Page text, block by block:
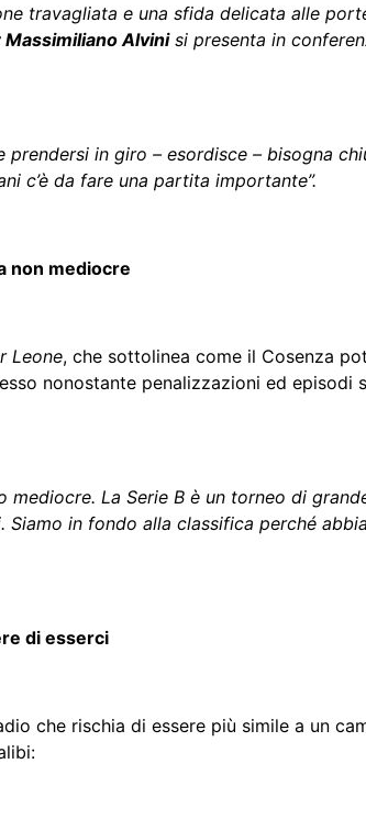
travagliata e una sfida delicata alle
Alvinisi presenta in
prendersi in giro – esordisce – bisogna
c’è da fare una partita importante”.
non mediocre
Leone, che sottolinea come il Cosenza
nonostante penalizzazioni ed episodi
mediocre. La Serie B è un torneo di
in fondo alla classifica perché
di esserci
che rischia di essere più simile a un